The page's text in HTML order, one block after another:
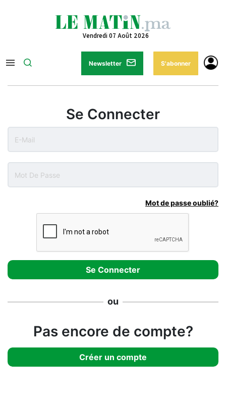
Vendredi 07 Août 2026
Newsletter S'abonner
Se Connecter
Mot de passe oublié?
ou
Pas encore de compte?
Créer un compte